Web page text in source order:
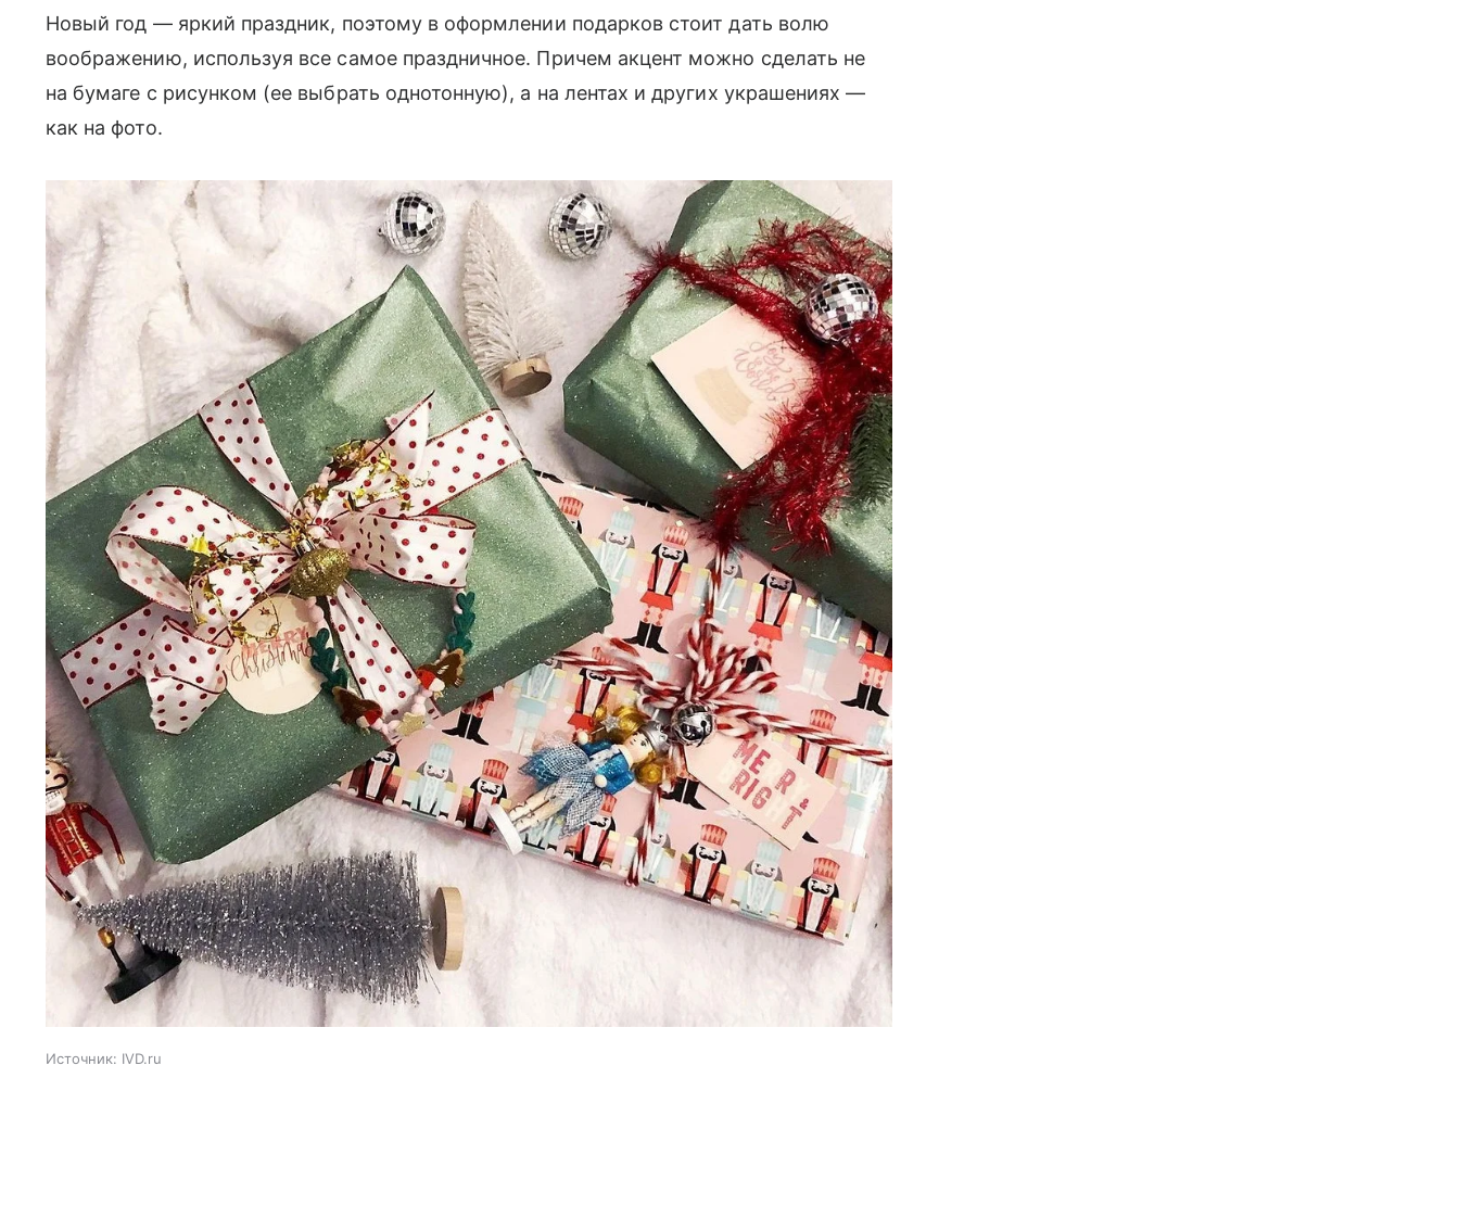
Новый год — яркий праздник, поэтому в оформлении подарков стоит дать волю
воображению, используя все самое праздничное. Причем акцент можно сделать не
на бумаге с рисунком (ее выбрать однотонную), а на лентах и других украшениях —
как на фото.
Источник: IVD.ru